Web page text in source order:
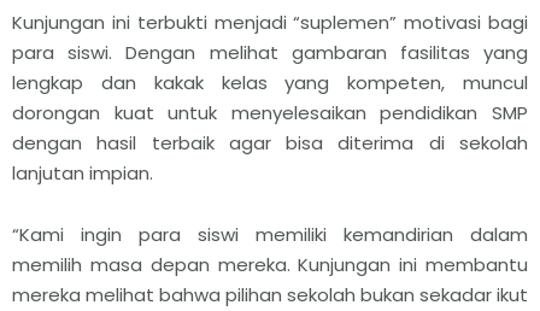
Kunjungan ini terbukti menjadi “suplemen” motivasi bagi
para siswi. Dengan melihat gambaran fasilitas yang
lengkap dan kakak kelas yang kompeten, muncul
dorongan kuat untuk menyelesaikan pendidikan SMP
dengan hasil terbaik agar bisa diterima di sekolah
lanjutan impian.
“Kami ingin para siswi memiliki kemandirian dalam
memilih masa depan mereka. Kunjungan ini membantu
mereka melihat bahwa pilihan sekolah bukan sekadar ikut